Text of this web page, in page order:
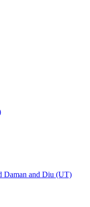
Daman and Diu (UT)